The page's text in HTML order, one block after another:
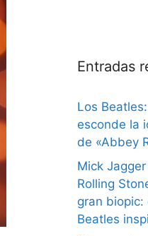
Entradas
Los
esconde la
de «Abbey
Mick
Rolling
gran biopic:
Beatles